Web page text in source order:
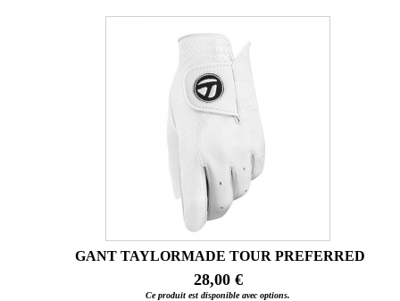
GANT TAYLORMADE TOUR PREFERRED
28,00 €
Ce produit est disponible avec options.